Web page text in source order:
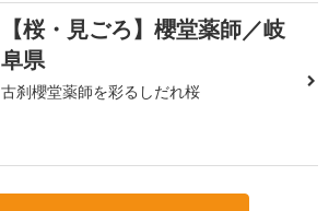
【桜・見ごろ】櫻堂薬師／岐
阜県
古刹櫻堂薬師を彩るしだれ桜